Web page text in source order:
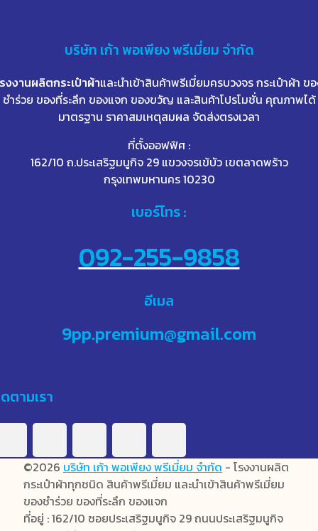
บริษัท เก้าพอเพียง พรีเมี่ยม จำกัด
งงานผลิตกระเป๋าผ้าและนำเข้าสินค้าพรีเมี่ยมครบวงจร กระเป๋าผ้า ข
ชำร่วย ของที่ระลึก ของแจก ของขวัญ และสินค้าโปรโมชั่น คุณภาพได้
มาตรฐาน ราคาสมเหตุสมผล จัดส่งตรงเวลา
ที่ตั้งออฟฟิศ :
162/10 ถ.ประเสริฐมนูกิจ 29 แขวงจรเข้บัว เขตลาดพร้าว
กรุงเทพมหานคร 10230
เบอร์โทร :
092-255-9858
อีเมล
9pp.premium@gmail.com
ตามเรา
©2026 บริษัท เก้า พอเพียง พรีเมี่ยม จำกัด - โรงงานผลิต
กระเป๋าผ้าทุกชนิด สินค้าพรีเมี่ยม และนำเข้าสินค้าพรีเมี่ยม
ของชำร่วย ของที่ระลึก ของแจก
ที่อยู่ : 162/10 ซอยประเสริฐมนูกิจ 29 ถนนประเสริฐมนูกิจ